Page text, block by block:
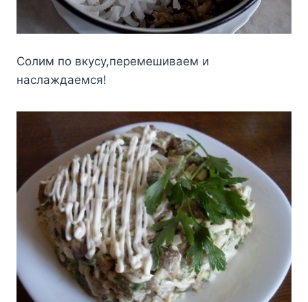
Coлим пo вкycy,перемешивaем и
нacлaждaемcя!